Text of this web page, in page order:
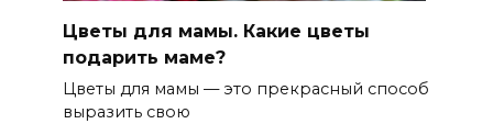
Цветы для мамы. Какие цветы
подарить маме?
Цветы для мамы — это прекрасный способ
выразить свою